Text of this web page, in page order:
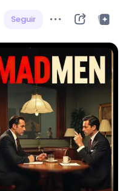
Seguir